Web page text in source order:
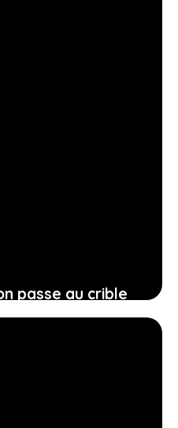
passe au crible
de la ville